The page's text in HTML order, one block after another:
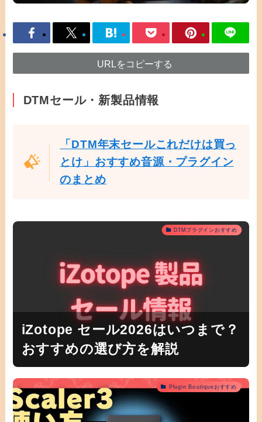
URLをコピーする
DTMセール・新製品情報
「DTM年末セールこれだけは買っ
とけ」おすすめ音源・プラグイン
のまとめ
DTMプラグインおすすめ
iZotope セール2026はいつまで？
おすすめの選び方を解説
Plugin Boutiqueおすすめ